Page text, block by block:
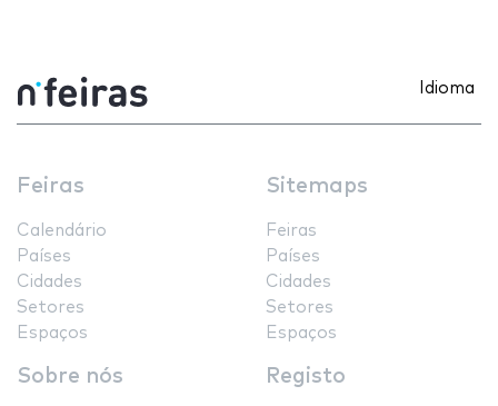
Idioma
Feiras
Calendário
Países
Cidades
Setores
Espaços
Sitemaps
Feiras
Países
Cidades
Setores
Espaços
Sobre nós Registo